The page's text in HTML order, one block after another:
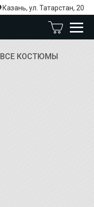
Казань, ул. Татарстан, 20
ВСЕ КОСТЮМЫ